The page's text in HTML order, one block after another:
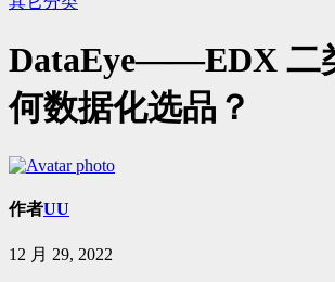
DataEye——EDX 二
何数据化选品？
作者UU
12 月 29, 2022